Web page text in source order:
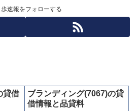
速報をフォローする
貸借
ブランディング(7067)の貸
借情報と品貸料